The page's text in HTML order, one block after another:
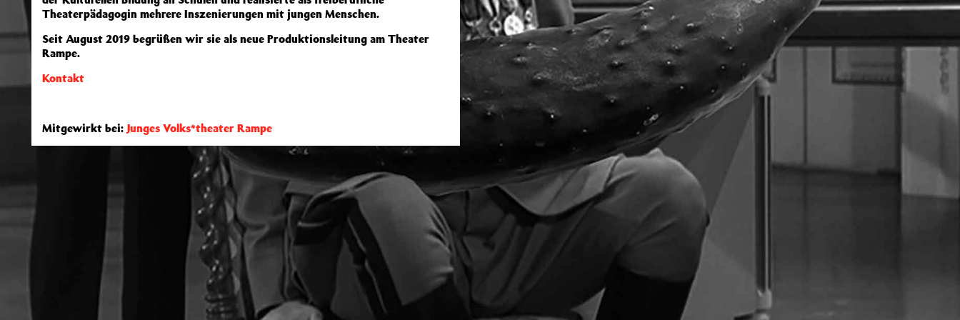
Theaterpädagogin mehrere Inszenierungen mit jungen Menschen.
Seit August 2019 begrüßen wir sie als neue Produktionsleitung am Theater
Rampe.
Kontakt
Mitgewirkt bei: Junges Volks*theater Rampe